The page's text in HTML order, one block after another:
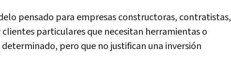
pensado para empresas constructoras, contratistas,
particulares que necesitan herramientas o
pero que no justifican una inversión